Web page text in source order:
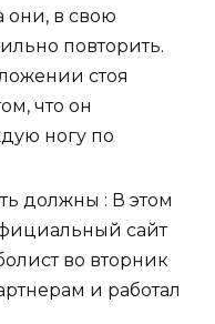
они, в свою
повторить.
стоя
что он
ногу по
должны : В этом
сайт
во вторник
и работал